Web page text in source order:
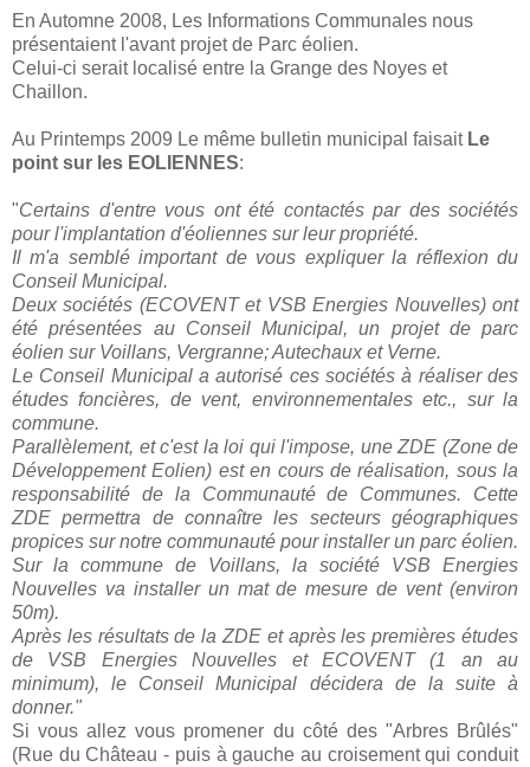
En Automne 2008, Les Informations Communales nous
présentaient l'avant projet de Parc éolien.
Celui-ci serait localisé entre la Grange des Noyes et
Chaillon.
Au Printemps 2009 Le même bulletin municipal faisait Le
point sur les EOLIENNES:
"Certains d'entre vous ont été contactés par des sociétés
pour l'implantation d'éoliennes sur leur propriété.
Il m'a semblé important de vous expliquer la réflexion du
Conseil Municipal.
Deux sociétés (ECOVENT et VSB Energies Nouvelles) ont
été présentées au Conseil Municipal, un projet de parc
éolien sur Voillans, Vergranne; Autechaux et Verne.
Le Conseil Municipal a autorisé ces sociétés à réaliser des
études foncières, de vent, environnementales etc., sur la
commune.
Parallèlement, et c'est la loi qui l'impose, une ZDE (Zone de
Développement Eolien) est en cours de réalisation, sous la
responsabilité de la Communauté de Communes. Cette
ZDE permettra de connaître les secteurs géographiques
propices sur notre communauté pour installer un parc éolien.
Sur la commune de Voillans, la société VSB Energies
Nouvelles va installer un mat de mesure de vent (environ
50m).
Après les résultats de la ZDE et après les premières études
de VSB Energies Nouvelles et ECOVENT (1 an au
minimum), le Conseil Municipal décidera de la suite à
donner."
Si vous allez vous promener du côté des "Arbres Brûlés"
(Rue du Château - puis à gauche au croisement qui conduit